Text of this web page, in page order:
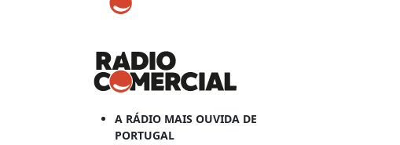
A RÁDIO MAIS OUVIDA DE
PORTUGAL